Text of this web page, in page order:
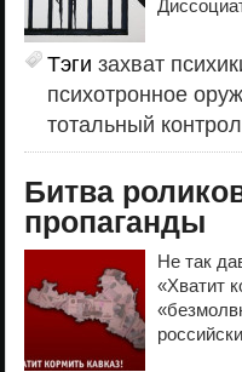
Тэги захват
психотронное
тотальный
Битва
пропаганды
Не так
«Хватит